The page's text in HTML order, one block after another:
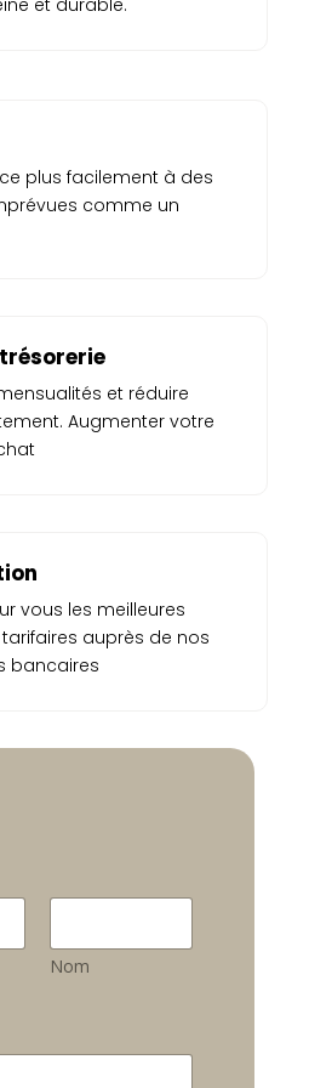
et durable.
plus facilement à des
comme un
et réduire
Augmenter votre
vous les meilleures
auprès de nos
bancaires
Nom